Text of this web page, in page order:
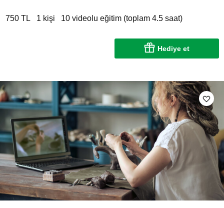
750 TL 1 kişi 10 videolu eğitim (toplam 4.5 saat)
Hediye et